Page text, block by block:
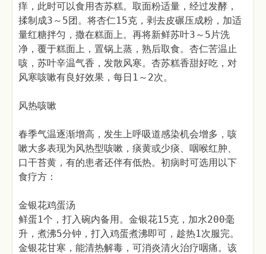
痒，此时可以食用杏苏糕。取面粉适量，经过发酵，
揉制成3～5团。将杏仁15克，剥去皮碾压成粉，加适
量红糖拌匀，撒在糕面上。再将新鲜苏叶3～5片洗
净，覆于糕面上，置锅上蒸，熟后取食。杏仁苦温止
咳，苏叶辛温气香，发散风寒。杏苏糕香甜好吃，对
风寒咳嗽有良好效果，每日1～2次。
风热咳嗽
春季气温逐渐增高，发生上呼吸道感染机会增多，咳
嗽大多表现为风热型咳嗽，痰黄或少痰、咽喉红肿、
口干苔黄，有的患者还伴有低热。初病时可选用以下
食疗方：
金银花鸡蛋汤
鲜蛋1个，打入碗内备用。金银花15克，加水200毫
升，煮沸5分钟，打入鸡蛋煮沸即可，趁热1次服完。
金银花甘寒，能清热解毒，可消炎清火治疗咽痛。该